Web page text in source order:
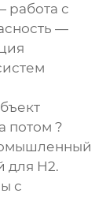
работа с
—
потом ?
для H2.
с